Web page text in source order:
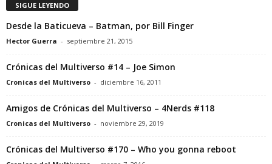
SIGUE LEYENDO
Desde la Baticueva – Batman, por Bill Finger
Hector Guerra - septiembre 21, 2015
Crónicas del Multiverso #14 – Joe Simon
Cronicas del Multiverso - diciembre 16, 2011
Amigos de Crónicas del Multiverso – 4Nerds #118
Cronicas del Multiverso - noviembre 29, 2019
Crónicas del Multiverso #170 – Who you gonna reboot